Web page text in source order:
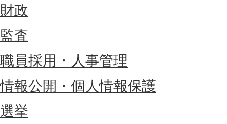
財政
監査
職員採用・人事管理
情報公開・個人情報保護
選挙